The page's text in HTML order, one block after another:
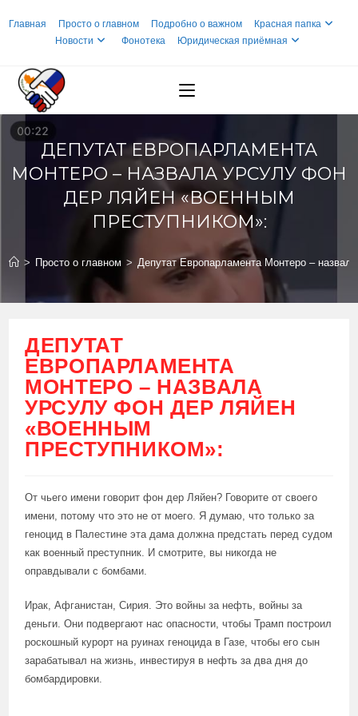
Главная Просто о главном Подробно о важном
Красная папка
Новости
Фонотека Юридическая приёмная
ДЕПУТАТ ЕВРОПАРЛАМЕНТА
МОНТЕРО – НАЗВАЛА УРСУЛУ ФОН
ДЕР ЛЯЙЕН «ВОЕННЫМ
ПРЕСТУПНИКОМ»:
> Просто о главном > Депутат Европарламента Монтеро –
ДЕПУТАТ
ЕВРОПАРЛАМЕНТА
МОНТЕРО – НАЗВАЛА
УРСУЛУ ФОН ДЕР ЛЯЙЕН
«ВОЕННЫМ
ПРЕСТУПНИКОМ»:
От чьего имени говорит фон дер Ляйен? Говорите от своего
имени, потому что это не от моего. Я думаю, что только за
геноцид в Палестине эта дама должна предстать перед судом
как военный преступник. И смотрите, вы никогда не
оправдывали с бомбами.
Ирак, Афганистан, Сирия. Это войны за нефть, войны за
деньги. Они подвергают нас опасности, чтобы Трамп построил
роскошный курорт на руинах геноцида в Газе, чтобы его сын
зарабатывал на жизнь, инвестируя в нефть за два дня до
бомбардировки.